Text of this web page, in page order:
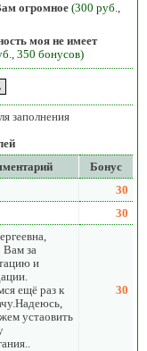
огромное(300 руб.,
моя не имеет
350 бонусов)
заполнения
Бонус
30
30
Вам за
и
ещё раз к
устаовить
30